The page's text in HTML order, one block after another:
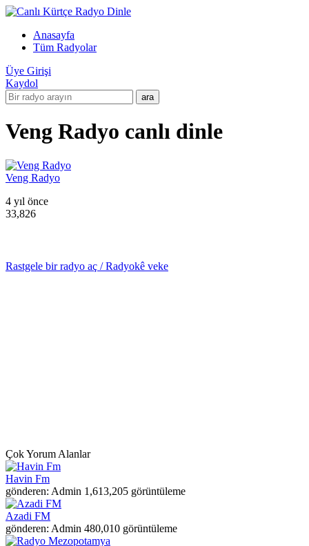
Anasayfa
Tüm Radyolar
Üye Girişi
Kaydol
Veng Radyo canlı dinle
Veng Radyo
4 yıl önce
33,826
Rastgele bir radyo aç / Radyokê veke
Çok Yorum Alanlar
Havin Fm
gönderen: Admin 1,613,205 görüntüleme
Azadi FM
gönderen: Admin 480,010 görüntüleme